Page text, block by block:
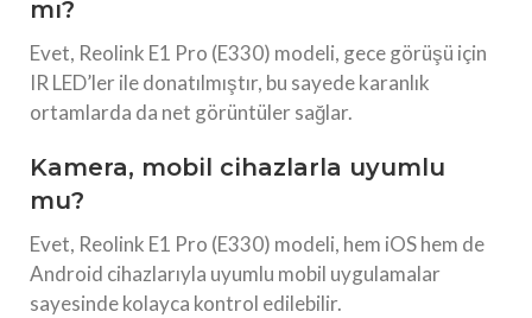
mı?
Evet, Reolink E1 Pro (E330) modeli, gece görüşü için
IR LED’ler ile donatılmıştır, bu sayede karanlık
ortamlarda da net görüntüler sağlar.
Kamera, mobil cihazlarla uyumlu
mu?
Evet, Reolink E1 Pro (E330) modeli, hem iOS hem de
Android cihazlarıyla uyumlu mobil uygulamalar
sayesinde kolayca kontrol edilebilir.